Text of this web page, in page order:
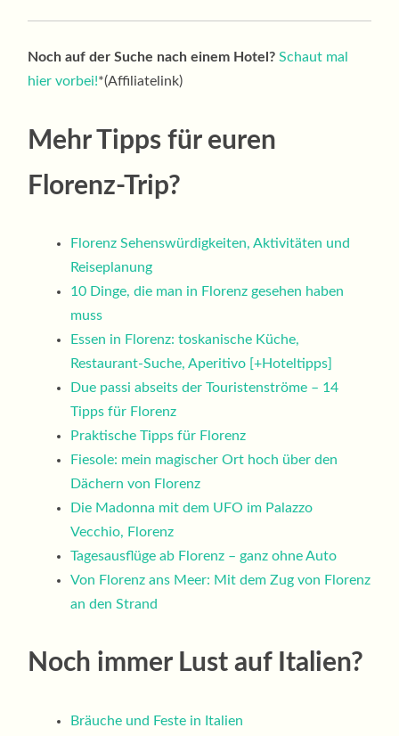
Noch auf der Suche nach einem Hotel? Schaut mal
hier vorbei!*(Affiliatelink)
Mehr Tipps für euren
Florenz-Trip?
Florenz Sehenswürdigkeiten, Aktivitäten und
Reiseplanung
10 Dinge, die man in Florenz gesehen haben
muss
Essen in Florenz: toskanische Küche,
Restaurant-Suche, Aperitivo [+Hoteltipps]
Due passi abseits der Touristenströme – 14
Tipps für Florenz
Praktische Tipps für Florenz
Fiesole: mein magischer Ort hoch über den
Dächern von Florenz
Die Madonna mit dem UFO im Palazzo
Vecchio, Florenz
Tagesausflüge ab Florenz – ganz ohne Auto
Von Florenz ans Meer: Mit dem Zug von Florenz
an den Strand
Noch immer Lust auf Italien?
Bräuche und Feste in Italien